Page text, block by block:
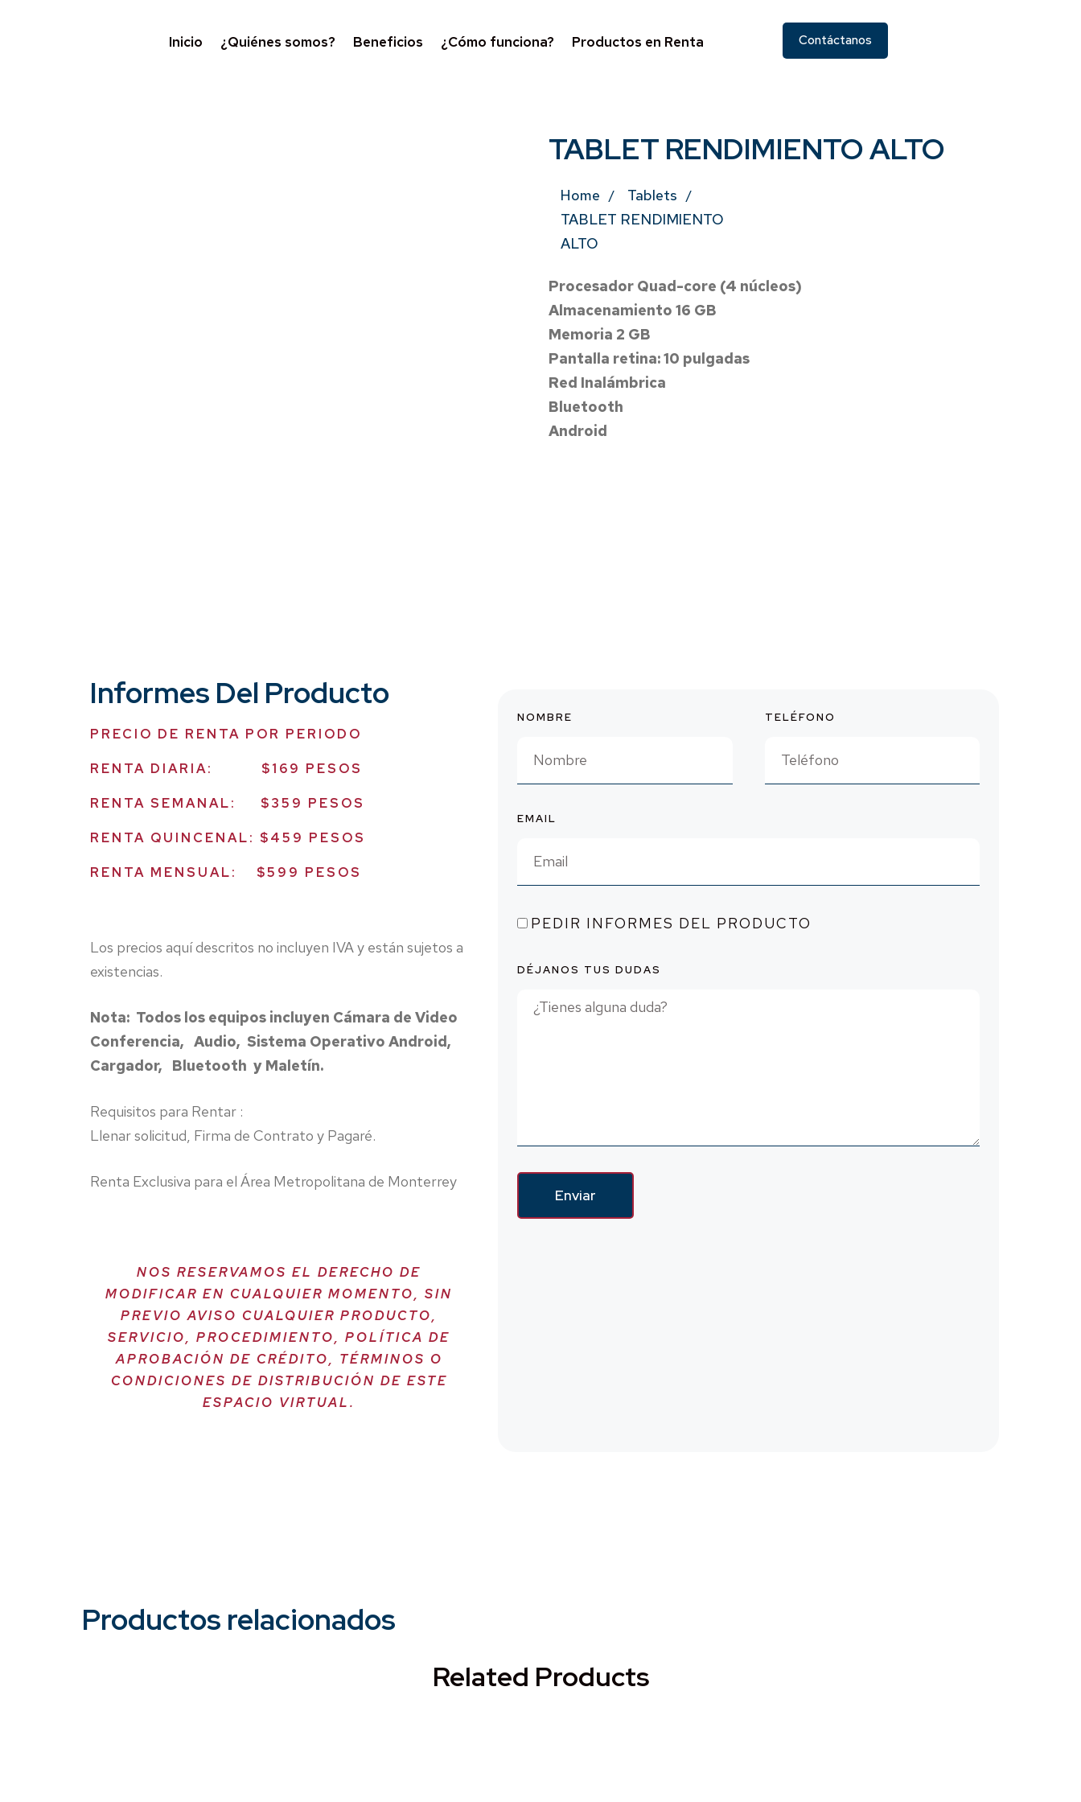
Inicio ¿Quiénes somos? Beneficios ¿Cómo funciona? Productos en Renta Contáctanos
TABLET RENDIMIENTO ALTO
Home
Tablets
TABLET RENDIMIENTO
ALTO
Procesador Quad-core (4 núcleos)
Almacenamiento 16 GB
Memoria 2 GB
Pantalla retina: 10 pulgadas
Red Inalámbrica
Bluetooth
Android
Informes Del Producto
PRECIO DE RENTA POR PERIODO
RENTA DIARIA: $169 PESOS
RENTA SEMANAL: $359 PESOS
RENTA QUINCENAL: $459 PESOS
RENTA MENSUAL: $599 PESOS
Los precios aquí descritos no incluyen IVA y están sujetos a
existencias.
Nota: Todos los equipos incluyen Cámara de Video
Conferencia, Audio, Sistema Operativo Android,
Cargador, Bluetooth y Maletín.
Requisitos para Rentar :
Llenar solicitud, Firma de Contrato y Pagaré.
Renta Exclusiva para el Área Metropolitana de Monterrey
NOS RESERVAMOS EL DERECHO DE
MODIFICAR EN CUALQUIER MOMENTO, SIN
PREVIO AVISO CUALQUIER PRODUCTO,
SERVICIO, PROCEDIMIENTO, POLÍTICA DE
APROBACIÓN DE CRÉDITO, TÉRMINOS O
CONDICIONES DE DISTRIBUCIÓN DE ESTE
ESPACIO VIRTUAL.
NOMBRE TELÉFONO
EMAIL
PEDIR INFORMES DEL PRODUCTO
DÉJANOS TUS DUDAS
Enviar
Productos relacionados
Related Products